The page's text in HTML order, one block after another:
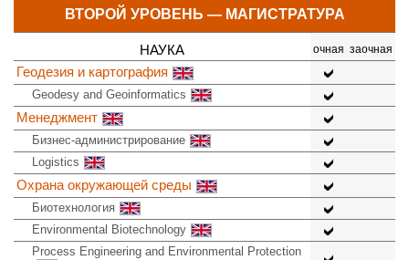
ВТОРОЙ УРОВЕНЬ — МАГИСТРАТУРА
НАУКА очная заочная
Геодезия и картография
Geodesy and Geoinformatics
Менеджмент
Бизнес-администрирование
Logistics
Охрана окружающей среды
Биотехнология
Environmental Biotechnology
Process Engineering and Environmental Protection